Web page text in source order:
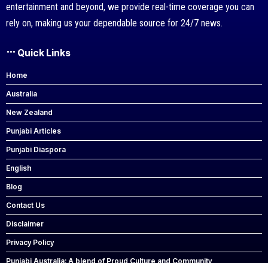
entertainment and beyond, we provide real-time coverage you can
rely on, making us your dependable source for 24/7 news.
Quick Links
Home
Australia
New Zealand
Punjabi Articles
Punjabi Diaspora
English
Blog
Contact Us
Disclaimer
Privacy Policy
Punjabi Australia: A blend of Proud Culture and Community